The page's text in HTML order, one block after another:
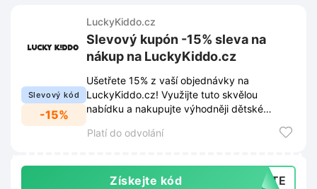
Slevový kód
-15%
LuckyKiddo.cz
Slevový kupón -15% sleva na
nákup na LuckyKiddo.cz
Ušetřete 15% z vaší objednávky na
LuckyKiddo.cz! Využijte tuto skvělou
nabídku a nakupujte výhodněji dětské
Platí do odvolání
Získejte kód EJTE